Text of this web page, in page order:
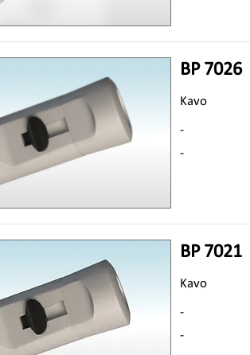
BP 7026
Kavo
-
-
BP 7021
Kavo
-
-